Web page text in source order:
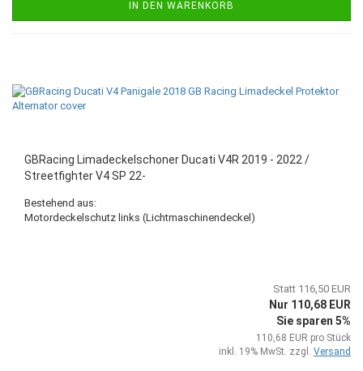
IN DEN WARENKORB
GBRacing Limadeckelschoner Ducati V4R 2019 - 2022 /
Streetfighter V4 SP 22-
Bestehend aus:
Motordeckelschutz links (Lichtmaschinendeckel)
Statt 116,50 EUR
Nur 110,68 EUR
Sie sparen 5%
110,68 EUR pro Stück
inkl. 19% MwSt. zzgl. Versand